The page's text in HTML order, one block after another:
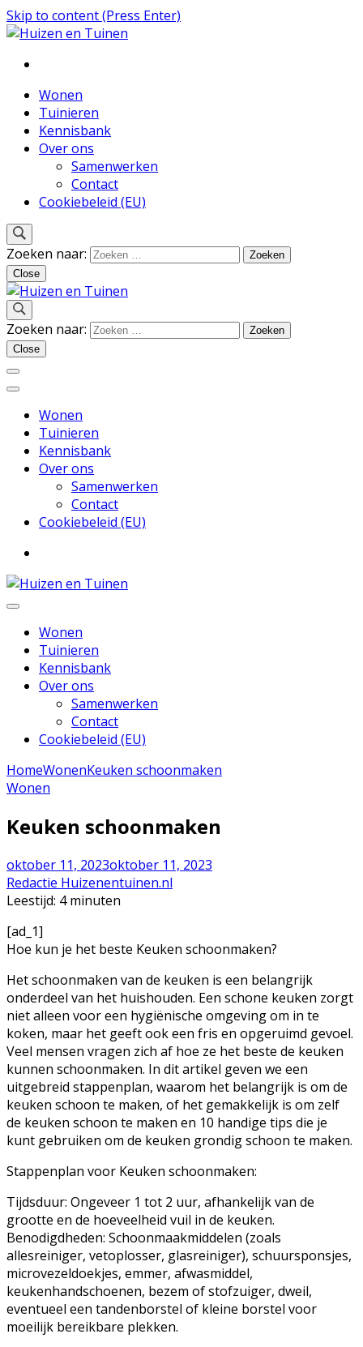
Skip to content (Press Enter)
Huizen en Tuinen
Inspiratie voor wonen en tuinieren
Wonen
Tuinieren
Kennisbank
Over ons
Samenwerken
Contact
Cookiebeleid (EU)
Zoeken naar:
Close
Huizen en Tuinen
Inspiratie voor wonen en tuinieren
Zoeken naar:
Close
Wonen
Tuinieren
Kennisbank
Over ons
Samenwerken
Contact
Cookiebeleid (EU)
Huizen en Tuinen
Inspiratie voor wonen en tuinieren
Wonen
Tuinieren
Kennisbank
Over ons
Samenwerken
Contact
Cookiebeleid (EU)
HomeWonenKeuken schoonmaken
Wonen
Keuken schoonmaken
oktober 11, 2023oktober 11, 2023
Redactie Huizenentuinen.nl
Leestijd: 4 minuten
[ad_1]
Hoe kun je het beste Keuken schoonmaken?
Het schoonmaken van de keuken is een belangrijk
onderdeel van het huishouden. Een schone keuken zorgt
niet alleen voor een hygiënische omgeving om in te
koken, maar het geeft ook een fris en opgeruimd gevoel.
Veel mensen vragen zich af hoe ze het beste de keuken
kunnen schoonmaken. In dit artikel geven we een
uitgebreid stappenplan, waarom het belangrijk is om de
keuken schoon te maken, of het gemakkelijk is om zelf
de keuken schoon te maken en 10 handige tips die je
kunt gebruiken om de keuken grondig schoon te maken.
Stappenplan voor Keuken schoonmaken:
Tijdsduur: Ongeveer 1 tot 2 uur, afhankelijk van de
grootte en de hoeveelheid vuil in de keuken.
Benodigdheden: Schoonmaakmiddelen (zoals
allesreiniger, vetoplosser, glasreiniger), schuursponsjes,
microvezeldoekjes, emmer, afwasmiddel,
keukenhandschoenen, bezem of stofzuiger, dweil,
eventueel een tandenborstel of kleine borstel voor
moeilijk bereikbare plekken.